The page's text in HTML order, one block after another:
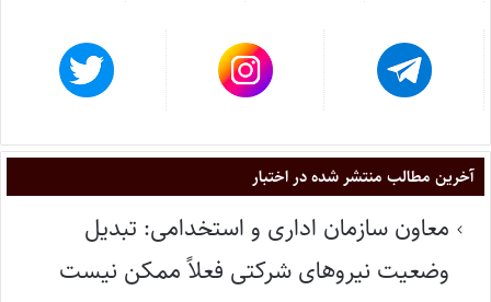
آخرین مطالب منتشر شده در اختبار
معاون سازمان اداری و استخدامی: تبدیل
وضعیت نیروهای شرکتی فعلاً ممکن نیست